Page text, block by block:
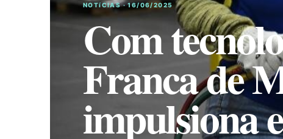
NOTíCIAS · 16/06/2025
Com
Franca de
impulsiona